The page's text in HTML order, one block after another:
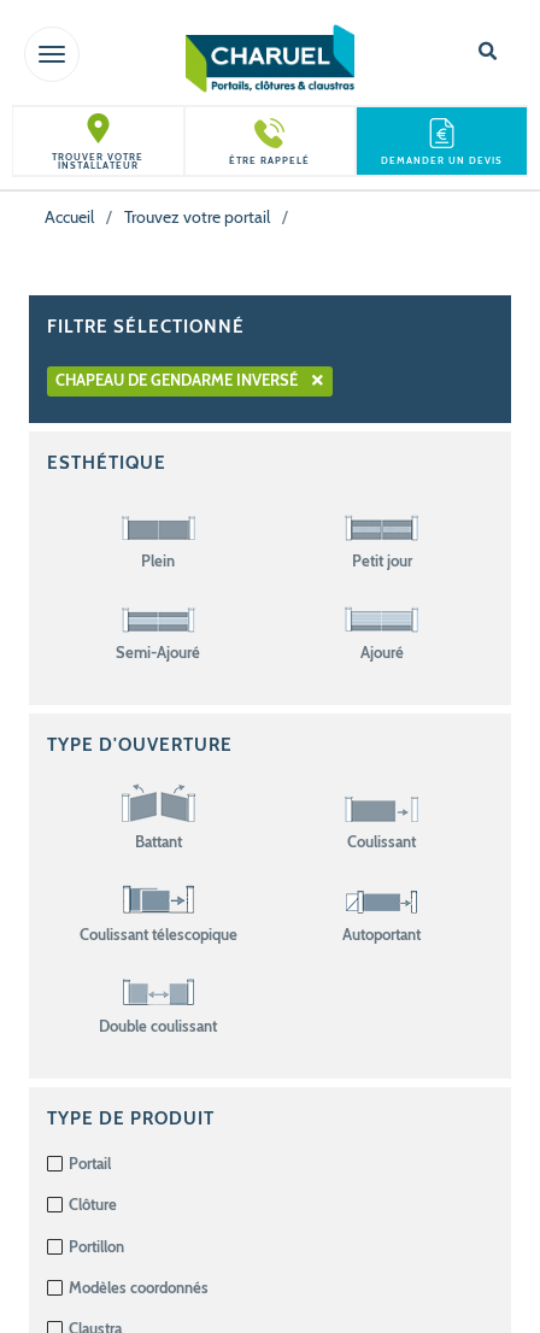
TOGGLE NAVIGATION
TROUVER VOTRE
INSTALLATEUR ÊTRE RAPPELÉ DEMANDER UN DEVIS
Accueil / Trouvez votre portail /
FILTRE SÉLECTIONNÉ
CHAPEAU DE GENDARME INVERSÉ
ESTHÉTIQUE
Plein Petit jour
Semi-Ajouré Ajouré
TYPE D'OUVERTURE
Battant Coulissant
Coulissant télescopique Autoportant
Double coulissant
TYPE DE PRODUIT
Portail
Clôture
Portillon
Modèles coordonnés
Claustra